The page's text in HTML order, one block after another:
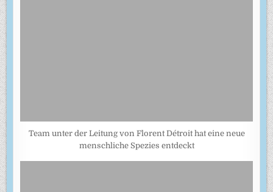
Team unter der Leitung von Florent Détroit hat eine neue
menschliche Spezies entdeckt